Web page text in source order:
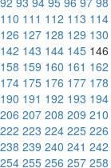
110 111 112 113 114
126 127 128 129 130
142 143 144 145 146
158 159 160 161 162
174 175 176 177 178
190 191 192 193 194
206 207 208 209 210
222 223 224 225 226
238 239 240 241 242
254 255 256 257 258